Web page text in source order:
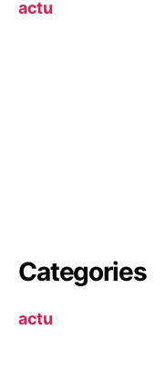
actu
Categories
actu